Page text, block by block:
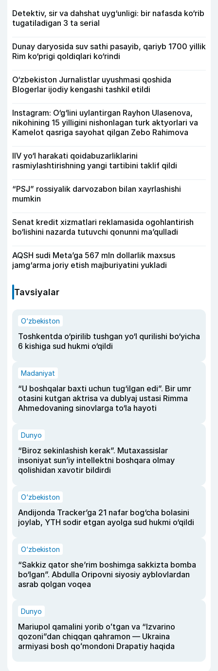
Detektiv, sir va dahshat uyg‘unligi: bir nafasda ko‘rib
tugatiladigan 3 ta serial
Dunay daryosida suv sathi pasayib, qariyb 1700 yillik
Rim ko‘prigi qoldiqlari ko‘rindi
O‘zbekiston Jurnalistlar uyushmasi qoshida
Blogerlar ijodiy kengashi tashkil etildi
Instagram: O‘g‘lini uylantirgan Rayhon Ulasenova,
nikohining 15 yilligini nishonlagan turk aktyorlari va
Kamelot qasriga sayohat qilgan Zebo Rahimova
IIV yo‘l harakati qoidabuzarliklarini
rasmiylashtirishning yangi tartibini taklif qildi
“PSJ” rossiyalik darvozabon bilan xayrlashishi
mumkin
Senat kredit xizmatlari reklamasida ogohlantirish
bo‘lishini nazarda tutuvchi qonunni ma’qulladi
AQSH sudi Meta’ga 567 mln dollarlik maxsus
jamg‘arma joriy etish majburiyatini yukladi
Tavsiyalar
O‘zbekiston
Toshkentda o‘pirilib tushgan yo‘l qurilishi bo‘yicha
6 kishiga sud hukmi o‘qildi
Madaniyat
“U boshqalar baxti uchun tug‘ilgan edi”. Bir umr
otasini kutgan aktrisa va dublyaj ustasi Rimma
Ahmedovaning sinovlarga to‘la hayoti
Dunyo
“Biroz sekinlashish kerak”. Mutaxassislar
insoniyat sun’iy intellektni boshqara olmay
qolishidan xavotir bildirdi
O‘zbekiston
Andijonda Tracker’ga 21 nafar bog‘cha bolasini
joylab, YTH sodir etgan ayolga sud hukmi o‘qildi
O‘zbekiston
“Sakkiz qator she’rim boshimga sakkizta bomba
bo‘lgan”. Abdulla Oripovni siyosiy ayblovlardan
asrab qolgan voqea
Dunyo
Mariupol qamalini yorib oʻtgan va “Izvarino
qozoni”dan chiqqan qahramon — Ukraina
armiyasi bosh qoʻmondoni Drapatiy haqida